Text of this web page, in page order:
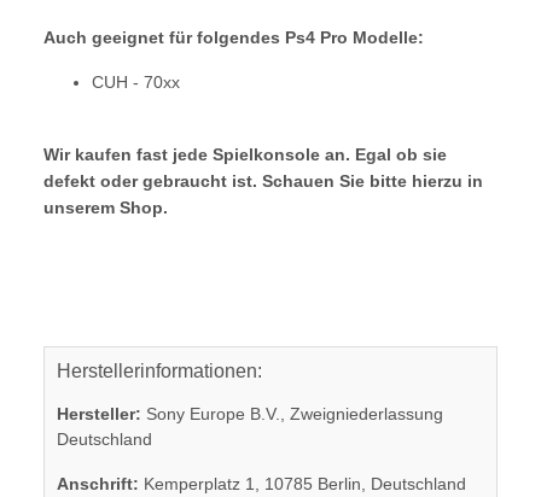
Auch geeignet für folgendes Ps4 Pro Modelle:
CUH - 70xx
Wir kaufen fast jede Spielkonsole an. Egal ob sie
defekt oder gebraucht ist. Schauen Sie bitte hierzu in
unserem Shop.
Herstellerinformationen:
Hersteller: Sony Europe B.V., Zweigniederlassung
Deutschland
Anschrift: Kemperplatz 1, 10785 Berlin, Deutschland